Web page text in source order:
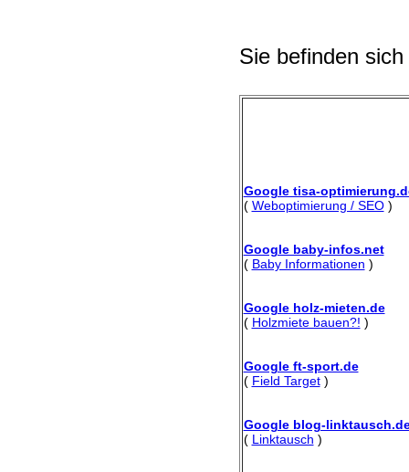
Sie befinden
Google tisa-
( Weboptimierung / SEO)
Google baby-infos.net
( Baby Informationen )
Google holz-mieten.de
( Holzmiete bauen?! )
Google ft-sport.de
( Field Target)
Google blog-
( Linktausch )